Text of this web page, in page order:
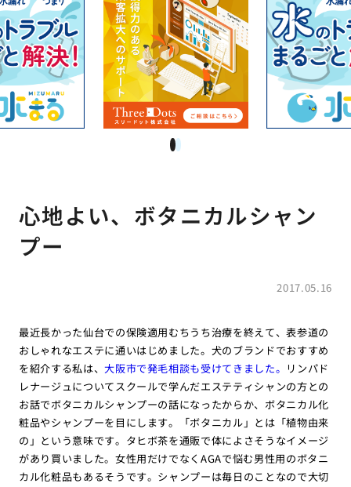
12
心地よい、ボタニカルシャン
プー
2017.05.16
最近長かった仙台での保険適用むちうち治療を終えて、表参道の
おしゃれなエステに通いはじめました。犬のブランドでおすすめ
を紹介する私は、大阪市で発毛相談も受けてきました。 リンパド
レナージュについてスクールで学んだエステティシャンの方との
お話でボタニカルシャンプーの話になったからか、ボタニカル化
粧品やシャンプーを目にします。「ボタニカル」とは「植物由来
の」という意味です。タヒボ茶を通販で体によさそうなイメージ
があり買いました。女性用だけでなくAGAで悩む男性用のボタニ
カル化粧品もあるそうです。シャンプーは毎日のことなので大切